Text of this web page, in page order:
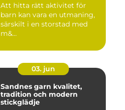
Att hitta rätt aktivitet för
barn kan vara en utmaning,
särskilt i en storstad med
m&...
03. jun
Sandnes garn kvalitet,
tradition och modern
stickglädje